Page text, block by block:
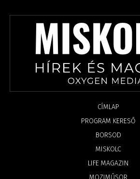
CÍMLAP
PROGRAM KERESŐ
BORSOD
MISKOLC
LIFE MAGAZIN
MOZIMŰSOR